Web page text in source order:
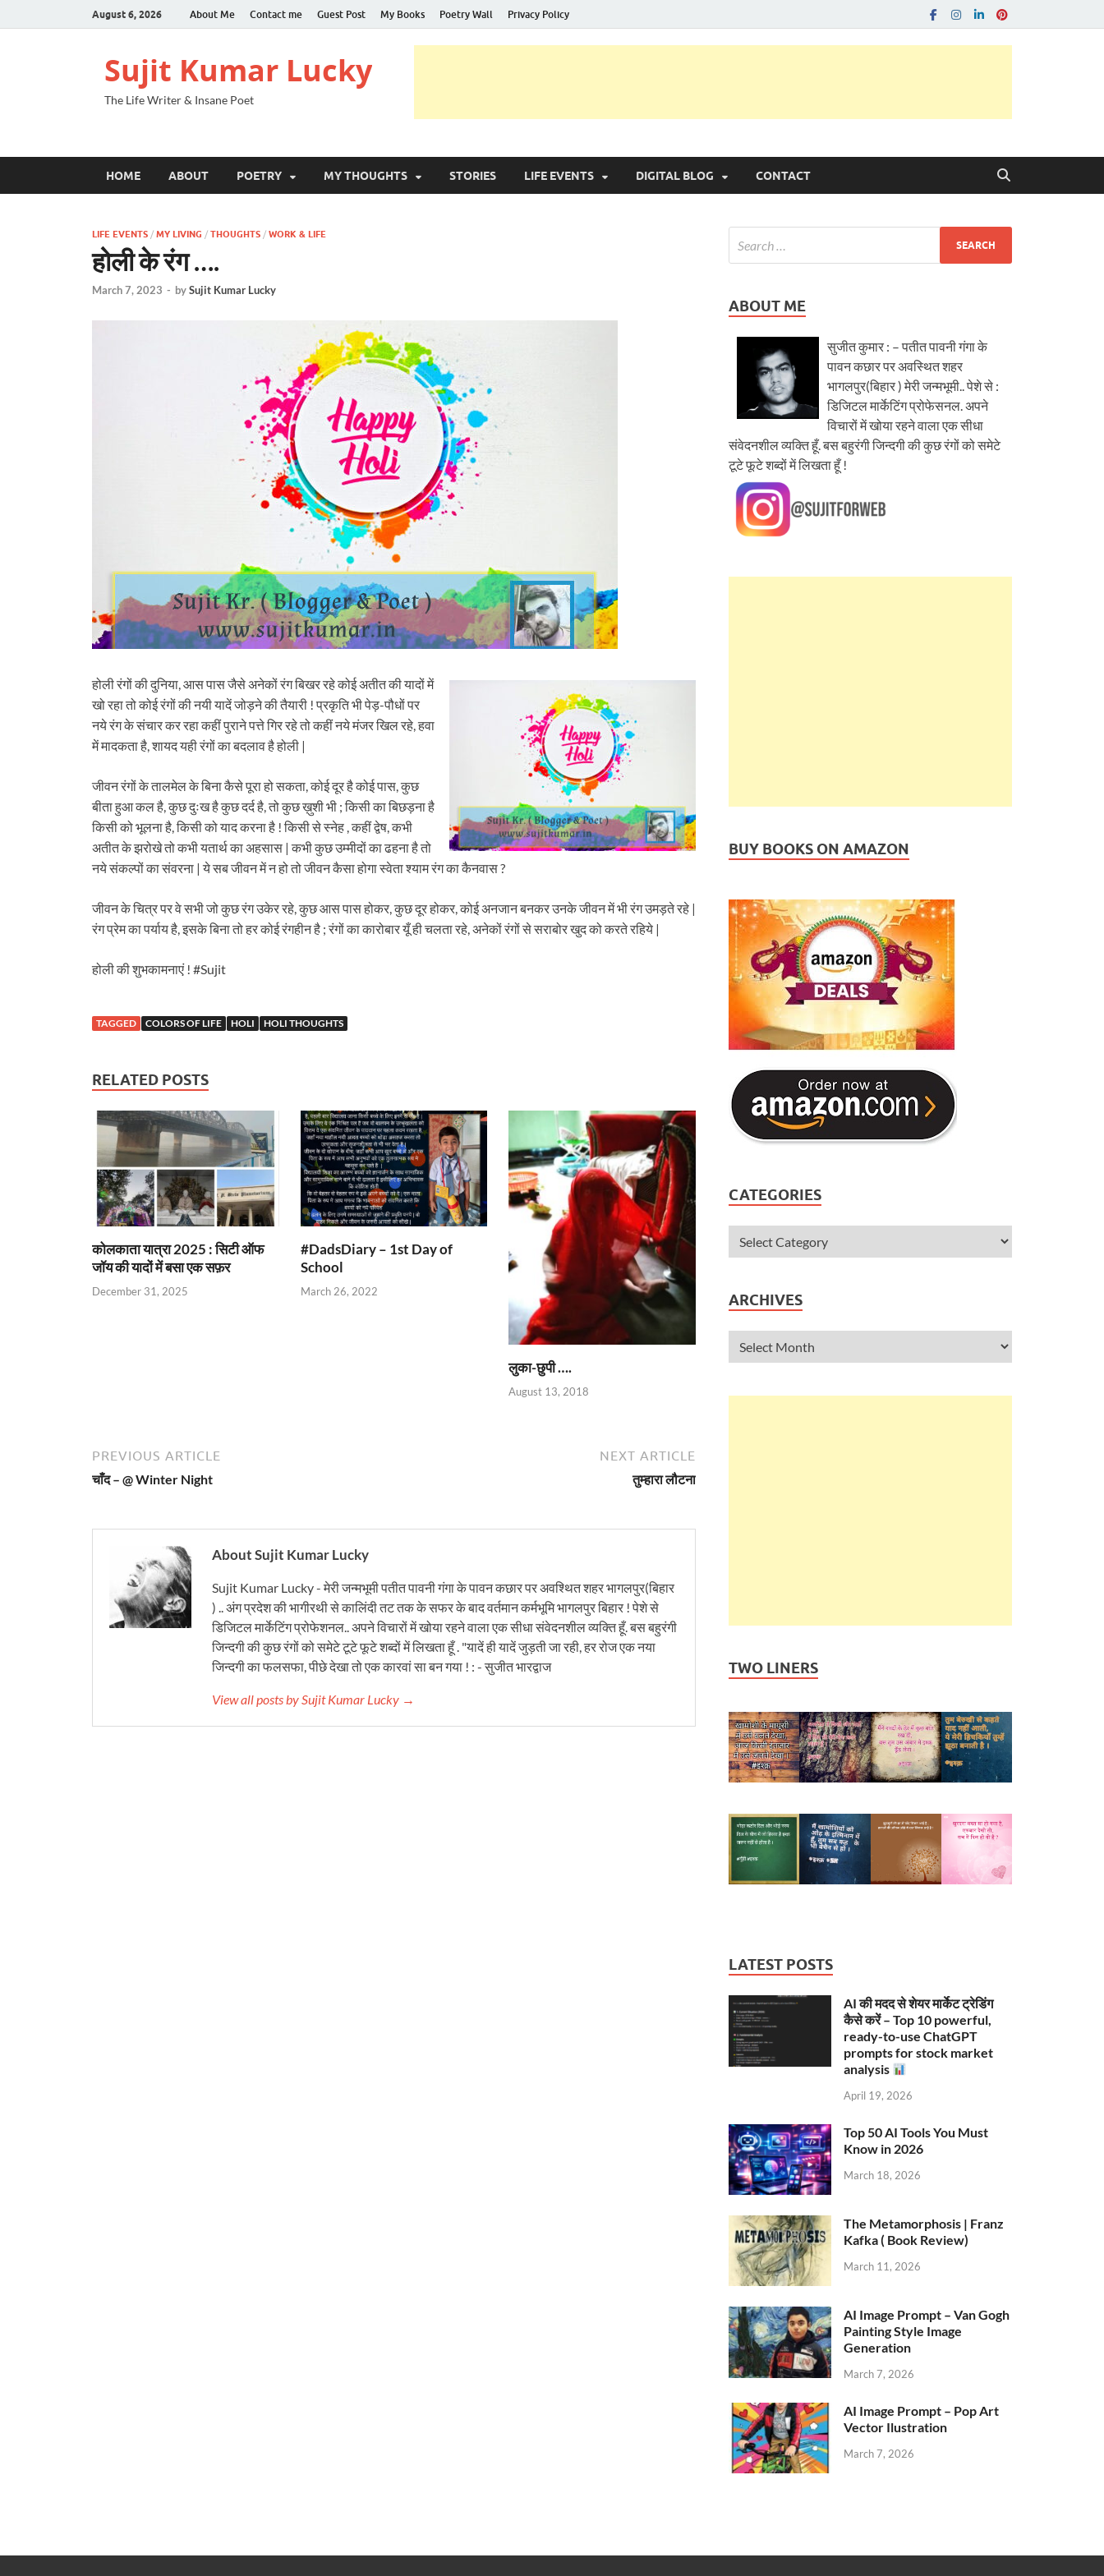
August 6, 2026 About Me Contact me Guest Post My Books Poetry Wall Privacy Policy
Sujit Kumar Lucky
The Life Writer & Insane Poet
HOME ABOUT POETRY MY THOUGHTS STORIES LIFE EVENTS DIGITAL BLOG CONTACT
LIFE EVENTS / MY LIVING / THOUGHTS / WORK & LIFE
होली के रंग ….
March 7, 2023 - bySujit Kumar Lucky
होली रंगों की दुनिया, आस पास जैसे अनेकों रंग बिखर रहे कोई अतीत की यादों में
खो रहा तो कोई रंगों की नयी यादें जोड़ने की तैयारी ! प्रकृति भी पेड़-पौधों पर
नये रंग के संचार कर रहा कहीं पुराने पत्ते गिर रहे तो कहीं नये मंजर खिल रहे, हवा
में मादकता है, शायद यही रंगों का बदलाव है होली |
जीवन रंगों के तालमेल के बिना कैसे पूरा हो सकता, कोई दूर है कोई पास, कुछ
बीता हुआ कल है, कुछ दुःख है कुछ दर्द है, तो कुछ ख़ुशी भी ; किसी का बिछड़ना है
किसी को भूलना है, किसी को याद करना है ! किसी से स्नेह , कहीं द्वेष, कभी
अतीत के झरोखे तो कभी यतार्थ का अहसास | कभी कुछ उम्मीदों का ढहना है तो
नये संकल्पों का संवरना | ये सब जीवन में न हो तो जीवन कैसा होगा स्वेता श्याम रंग का कैनवास ?
जीवन के चित्र पर वे सभी जो कुछ रंग उकेर रहे, कुछ आस पास होकर, कुछ दूर होकर, कोई अनजान बनकर उनके जीवन में भी रंग उमड़ते रहे |
रंग प्रेम का पर्याय है, इसके बिना तो हर कोई रंगहीन है ; रंगों का कारोबार यूँ ही चलता रहे, अनेकों रंगों से सराबोर खुद को करते रहिये |
होली की शुभकामनाएं ! #Sujit
TAGGED COLORS OF LIFE HOLI HOLI THOUGHTS
RELATED POSTS
कोलकाता यात्रा 2025 : सिटी ऑफ
जॉय की यादों में बसा एक सफ़र
December 31, 2025
#DadsDiary – 1st Day of
School
March 26, 2022
लुका-छुपी ….
August 13, 2018
PREVIOUS ARTICLE
चाँद – @ Winter Night
NEXT ARTICLE
तुम्हारा लौटना
About Sujit Kumar Lucky
Sujit Kumar Lucky - मेरी जन्मभूमी पतीत पावनी गंगा के पावन कछार पर अवश्थित शहर भागलपुर(बिहार
) .. अंग प्रदेश की भागीरथी से कालिंदी तट तक के सफर के बाद वर्तमान कर्मभूमि भागलपुर बिहार ! पेशे से
डिजिटल मार्केटिंग प्रोफेशनल.. अपने विचारों में खोया रहने वाला एक सीधा संवेदनशील व्यक्ति हूँ. बस बहुरंगी
जिन्दगी की कुछ रंगों को समेटे टूटे फूटे शब्दों में लिखता हूँ . "यादें ही यादें जुड़ती जा रही, हर रोज एक नया
जिन्दगी का फलसफा, पीछे देखा तो एक कारवां सा बन गया ! : - सुजीत भारद्वाज
View all posts by Sujit Kumar Lucky →
ABOUT ME
सुजीत कुमार : – पतीत पावनी गंगा के
पावन कछार पर अवस्थित शहर
भागलपुर(बिहार ) मेरी जन्मभूमी.. पेशे से :
डिजिटल मार्केटिंग प्रोफेसनल. अपने
विचारों में खोया रहने वाला एक सीधा
संवेदनशील व्यक्ति हूँ. बस बहुरंगी जिन्दगी की कुछ रंगों को समेटे
टूटे फूटे शब्दों में लिखता हूँ !
BUY BOOKS ON AMAZON
CATEGORIES
ARCHIVES
TWO LINERS
LATEST POSTS
AI की मदद से शेयर मार्केट ट्रेडिंग
कैसे करें – Top 10 powerful,
ready-to-use ChatGPT
prompts for stock market
analysis
April 19, 2026
Top 50 AI Tools You Must
Know in 2026
March 18, 2026
The Metamorphosis | Franz
Kafka ( Book Review)
March 11, 2026
AI Image Prompt – Van Gogh
Painting Style Image
Generation
March 7, 2026
AI Image Prompt – Pop Art
Vector Ilustration
March 7, 2026